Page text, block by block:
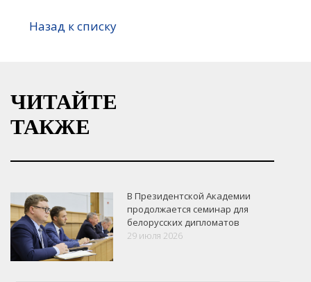
Назад к списку
ЧИТАЙТЕ
ТАКЖЕ
В Президентской Академии
продолжается семинар для
белорусских дипломатов
29 июля 2026